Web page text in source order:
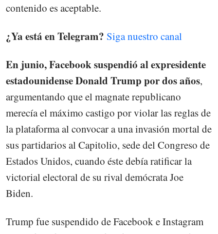
contenido es aceptable.
¿Ya está en Telegram? Siga nuestro canal
En junio,Facebook suspendió al expresidente
estadounidense Donald Trump por dos años,
argumentando que el magnate republicano
merecía el máximo castigo por violar las reglas de
la plataforma al convocar a una invasión mortal de
sus partidarios al Capitolio, sede del Congreso de
Estados Unidos, cuando éste debía ratificar la
victorial electoral de su rival demócrata Joe
Biden.
Trump fue suspendido de Facebook e Instagram